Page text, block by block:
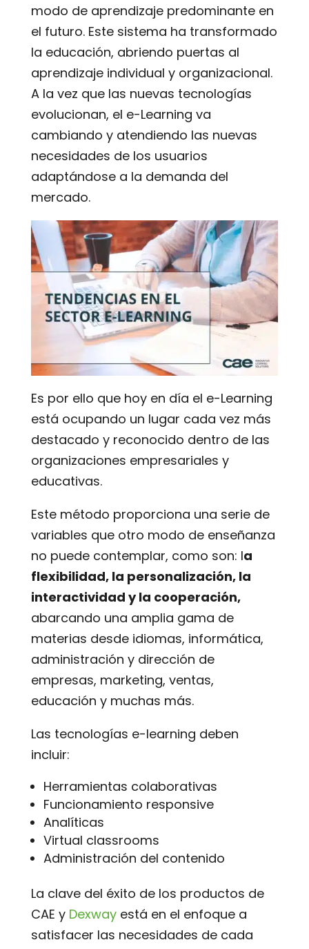
modo de aprendizaje predominante en
el futuro. Este sistema ha transformado
la educación, abriendo puertas al
aprendizaje individual y organizacional.
A la vez que las nuevas tecnologías
evolucionan, el e-Learning va
cambiando y atendiendo las nuevas
necesidades de los usuarios
adaptándose a la demanda del
mercado.
Es por ello que hoy en día el e-Learning
está ocupando un lugar cada vez más
destacado y reconocido dentro de las
organizaciones empresariales y
educativas.
Este método proporciona una serie de
variables que otro modo de enseñanza
no puede contemplar, como son: la
flexibilidad, la personalización, la
interactividad y la cooperación,
abarcando una amplia gama de
materias desde idiomas, informática,
administración y dirección de
empresas, marketing, ventas,
educación y muchas más.
Las tecnologías e-learning deben
incluir:
Herramientas colaborativas
Funcionamiento responsive
Analíticas
Virtual classrooms
Administración del contenido
La clave del éxito de los productos de
CAE y Dexwayestá en el enfoque a
satisfacer las necesidades de cada